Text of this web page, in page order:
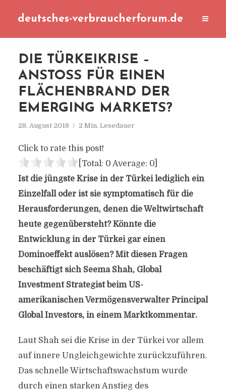
deutsches-verbraucherforum.de
DIE TÜRKEIKRISE –
ANSTOSS FÜR EINEN F
LÄCHENBRAND DER E
MERGING MARKETS?
28. August 2018 2 Min. Lesedauer
Click to rate this post!
[Total: 0 Average: 0]
Ist die jüngste Krise in der Türkei lediglich ein
Einzelfall oder ist sie symptomatisch für die
Herausforderungen, denen die Weltwirtschaft
heute gegenübersteht? Könnte die
Entwicklung in der Türkei gar einen
Dominoeffekt auslösen? Mit diesen Fragen
beschäftigt sich Seema Shah, Global
Investment Strategist beim US-
amerikanischen Vermögensverwalter Principal
Global Investors, in einem Marktkommentar.
Laut Shah sei die Krise in der Türkei vor allem
auf innere Ungleichgewichte zurückzuführen.
Das schnelle Wirtschaftswachstum wurde
durch einen starken Anstieg des